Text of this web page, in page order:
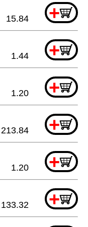
+
15.84
+
1.44
+
1.20
+
213.84
+
1.20
+
133.32